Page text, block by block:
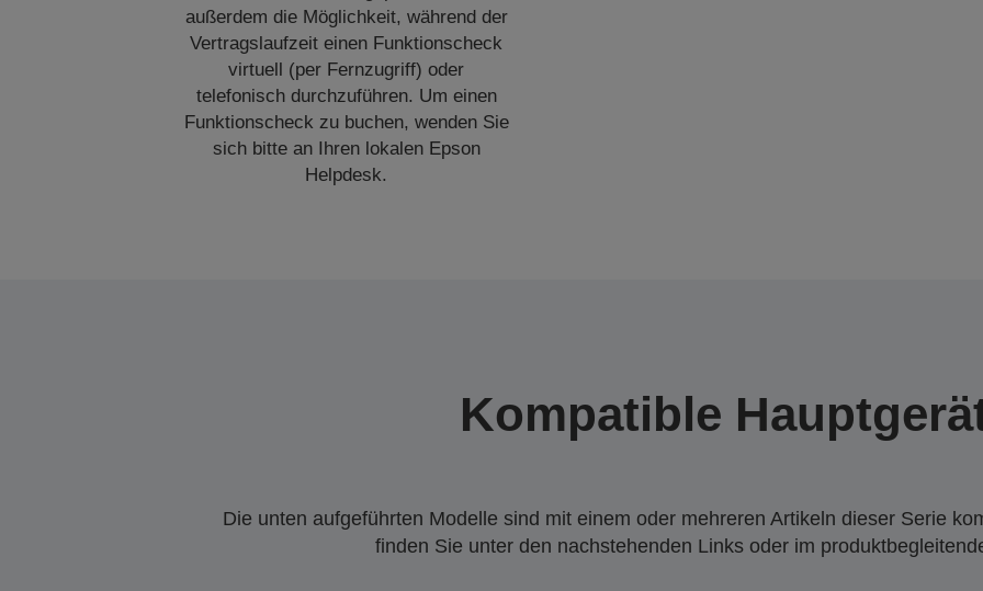
außerdem die Möglichkeit, während der
Vertragslaufzeit einen Funktionscheck
virtuell (per Fernzugriff) oder
telefonisch durchzuführen. Um einen
Funktionscheck zu buchen, wenden Sie
sich bitte an Ihren lokalen Epson
Helpdesk.
Kompatible
Die unten aufgeführten Modelle sind mit einem oder mehreren Artikeln dieser Serie
finden Sie unter den nachstehenden Links oder im